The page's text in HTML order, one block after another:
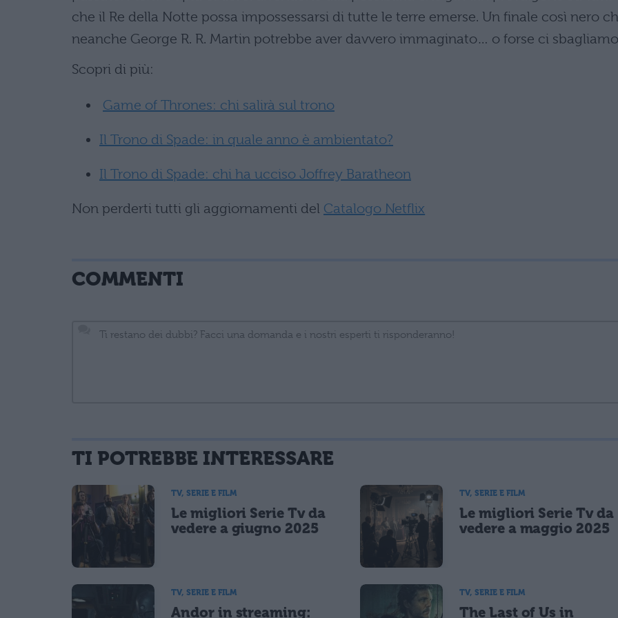
che il Re della Notte possa impossessarsi di tutte le terre emerse. Un finale così nero
neanche George R. R. Martin potrebbe aver davvero immaginato… o forse ci
Scopri di più:
Game of Thrones: chi salirà sul trono
Il Trono di Spade: in quale anno è ambientato?
Il Trono di Spade: chi ha ucciso Joffrey Baratheon
Non perderti tutti gli aggiornamenti del Catalogo Netflix
COMMENTI
informativa privacy
. Pubblicando questo commento dai il consenso affinché un cookie salvi i tuoi dati (nome, email) per il prossimo commento.
Ho letto e acconsento l' informativasulla privacy
Acconsento all'uso dei miei dati da parte di terzi per finalità di marketing diretto con modalità automatizzate o tradizionali
CONFERMA E PUBBLICA
TI POTREBBE INTERESSARE
TV, SERIE E FILM
Le migliori Serie Tv da
vedere a giugno 2025
TV, SERIE E FILM
Le migliori Serie Tv da
vedere a maggio 2025
TV, SERIE E FILM
Andor in streaming:
TV, SERIE E FILM
The Last of Us in